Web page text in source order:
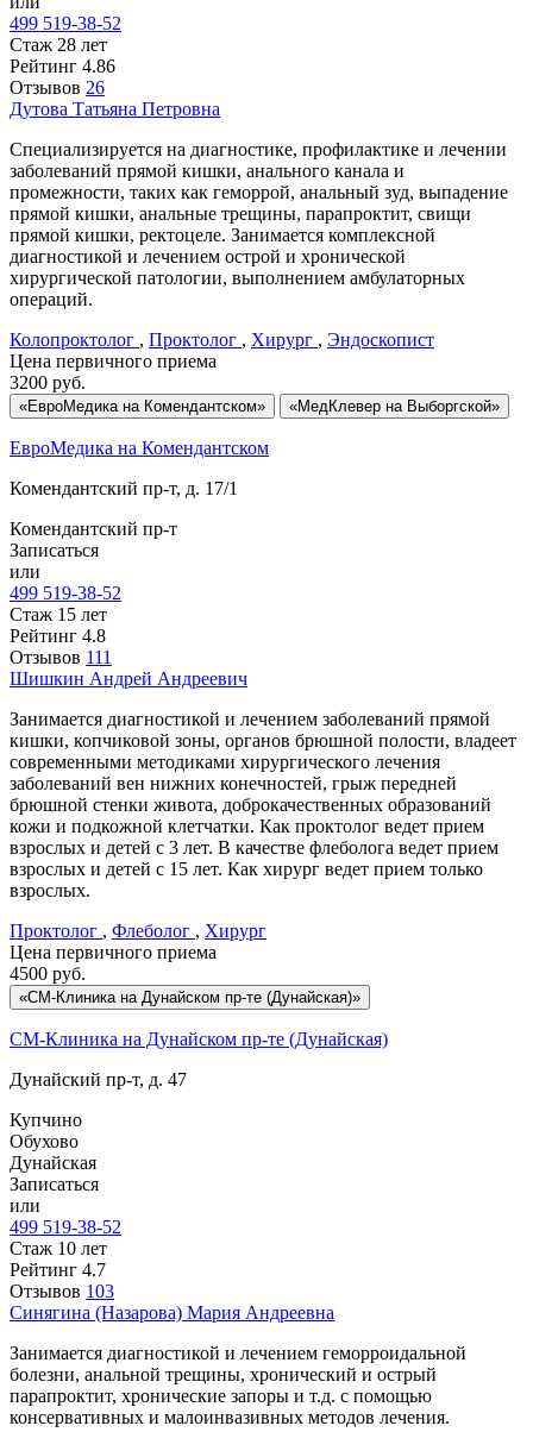
499 519-38-52
Стаж 28 лет
Рейтинг 4.86
Отзывов 26
Дутова Татьяна Петровна
Специализируется на диагностике, профилактике и лечении
заболеваний прямой кишки, анального канала и
промежности, таких как геморрой, анальный зуд, выпадение
прямой кишки, анальные трещины, парапроктит, свищи
прямой кишки, ректоцеле. Занимается комплексной
диагностикой и лечением острой и хронической
хирургической патологии, выполнением амбулаторных
операций.
Колопроктолог , Проктолог , Хирург , Эндоскопист
Цена первичного приема
3200 руб.
«ЕвроМедика на Комендантском» «МедКлевер на Выборгской»
ЕвроМедика на Комендантском
Комендантский пр-т, д. 17/1
Комендантский пр-т
Записаться
или
499 519-38-52
Стаж 15 лет
Рейтинг 4.8
Отзывов 111
Шишкин Андрей Андреевич
Занимается диагностикой и лечением заболеваний прямой
кишки, копчиковой зоны, органов брюшной полости, владеет
современными методиками хирургического лечения
заболеваний вен нижних конечностей, грыж передней
брюшной стенки живота, доброкачественных образований
кожи и подкожной клетчатки. Как проктолог ведет прием
взрослых и детей с 3 лет. В качестве флеболога ведет прием
взрослых и детей с 15 лет. Как хирург ведет прием только
взрослых.
Проктолог , Флеболог , Хирург
Цена первичного приема
4500 руб.
«СМ-Клиника на Дунайском пр-те (Дунайская)»
СМ-Клиника на Дунайском пр-те (Дунайская)
Дунайский пр-т, д. 47
Купчино
Обухово
Дунайская
Записаться
или
499 519-38-52
Стаж 10 лет
Рейтинг 4.7
Отзывов 103
Синягина (Назарова) Мария Андреевна
Занимается диагностикой и лечением геморроидальной
болезни, анальной трещины, хронический и острый
парапроктит, хронические запоры и т.д. с помощью
консервативных и малоинвазивных методов лечения.